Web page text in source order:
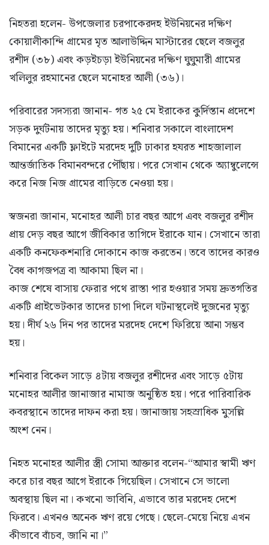
নিহতরা হলেন- উপজেলার চরপাকেরদহ ইউনিয়নের দক্ষিণ
কোয়ালীকান্দি গ্রামের মৃত আলাউদ্দিন মাস্টারের ছেলে বজলুর
রশীদ (৩৮) এবং কড়ইচড়া ইউনিয়নের দক্ষিণ ঘুঘুমারী গ্রামের
খলিলুর রহমানের ছেলে মনোহর আলী (৩৬)।
পরিবারের সদস্যরা জানান- গত ২৫ মে ইরাকের কুর্দিস্তান প্রদেশে
সড়ক দুর্ঘটনায় তাদের মৃত্যু হয়। শনিবার সকালে বাংলাদেশ
বিমানের একটি ফ্লাইটে মরদেহ দুটি ঢাকার হযরত শাহজালাল
আন্তর্জাতিক বিমানবন্দরে পৌঁছায়। পরে সেখান থেকে অ্যাম্বুলেন্সে
করে নিজ নিজ গ্রামের বাড়িতে নেওয়া হয়।
স্বজনরা জানান, মনোহর আলী চার বছর আগে এবং বজলুর রশীদ
প্রায় দেড় বছর আগে জীবিকার তাগিদে ইরাকে যান। সেখানে তারা
একটি কনফেকশনারি দোকানে কাজ করতেন। তবে তাদের কারও
বৈধ কাগজপত্র বা আকামা ছিল না।
কাজ শেষে বাসায় ফেরার পথে রাস্তা পার হওয়ার সময় দ্রুতগতির
একটি প্রাইভেটকার তাদের চাপা দিলে ঘটনাস্থলেই দুজনের মৃত্যু
হয়। দীর্ঘ ২৬ দিন পর তাদের মরদেহ দেশে ফিরিয়ে আনা সম্ভব
হয়।
শনিবার বিকেল সাড়ে ৪টায় বজলুর রশীদের এবং সাড়ে ৫টায়
মনোহর আলীর জানাজার নামাজ অনুষ্ঠিত হয়। পরে পারিবারিক
কবরস্থানে তাদের দাফন করা হয়। জানাজায় সহস্রাধিক মুসল্লি
অংশ নেন।
নিহত মনোহর আলীর স্ত্রী সোমা আক্তার বলেন-“আমার স্বামী ঋণ
করে চার বছর আগে ইরাকে গিয়েছিল। সেখানে সে ভালো
অবস্থায় ছিল না। কখনো ভাবিনি, এভাবে তার মরদেহ দেশে
ফিরবে। এখনও অনেক ঋণ রয়ে গেছে। ছেলে-মেয়ে নিয়ে এখন
কীভাবে বাঁচব, জানি না।”